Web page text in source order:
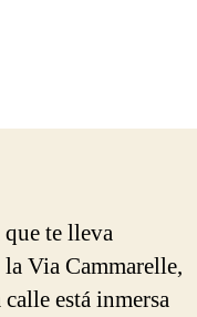
que te lleva
Via Cammarelle,
está inmersa